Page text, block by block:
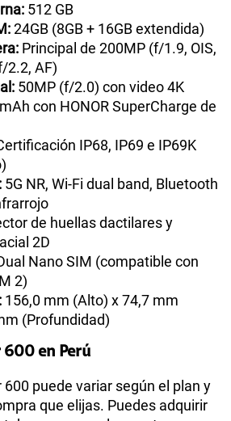
512 GB
24GB (8GB + 16GB extendida)
Principal de 200MP (f/1.9, OIS,
2.2, AF)
50MP (f/2.0) con video 4K
con HONOR SuperCharge de
IP68, IP69 e IP69K
5G NR, Wi-Fi dual band, Bluetooth
de huellas dactilares y
2D
Nano SIM (compatible con
2)
156,0 mm (Alto) x 74,7 mm
(Profundidad)
600 en Perú
600 puede variar según el plan y
que elijas. Puedes adquirir